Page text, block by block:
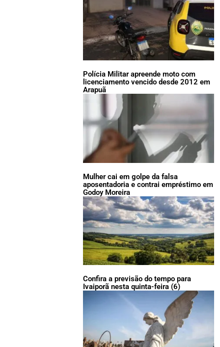
Polícia Militar apreende moto com
licenciamento vencido desde 2012 em
Arapuã
Mulher cai em golpe da falsa
aposentadoria e contrai empréstimo em
Godoy Moreira
Confira a previsão do tempo para
Ivaiporã nesta quinta-feira (6)